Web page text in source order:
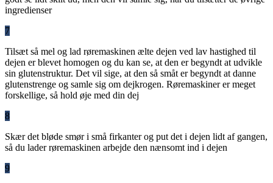
ingredienser
7
Tilsæt så mel og lad røremaskinen ælte dejen ved lav hastighed til
dejen er blevet homogen og du kan se, at den er begyndt at udvikle
sin glutenstruktur. Det vil sige, at den så småt er begyndt at danne
glutenstrenge og samle sig om dejkrogen. Røremaskiner er meget
forskellige, så hold øje med din dej
8
Skær det bløde smør i små firkanter og put det i dejen lidt af gangen,
så du lader røremaskinen arbejde den nænsomt ind i dejen
9